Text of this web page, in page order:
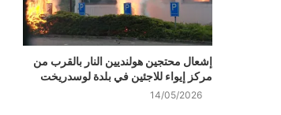
إشعال محتجين هولنديين النار بالقرب من
مركز إيواء للاجئين في بلدة لوسدريخت
14/05/2026